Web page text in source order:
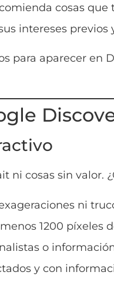
cosas que
intereses previos
para aparecer en
ni cosas sin valor.
ni
1200 píxeles
o
y con